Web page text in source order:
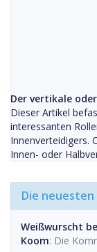
Der vertikale
Dieser Artikel
interessanten
Innenverteidigers.
Innen- oder
Die
Weißwurscht
Koom: Die